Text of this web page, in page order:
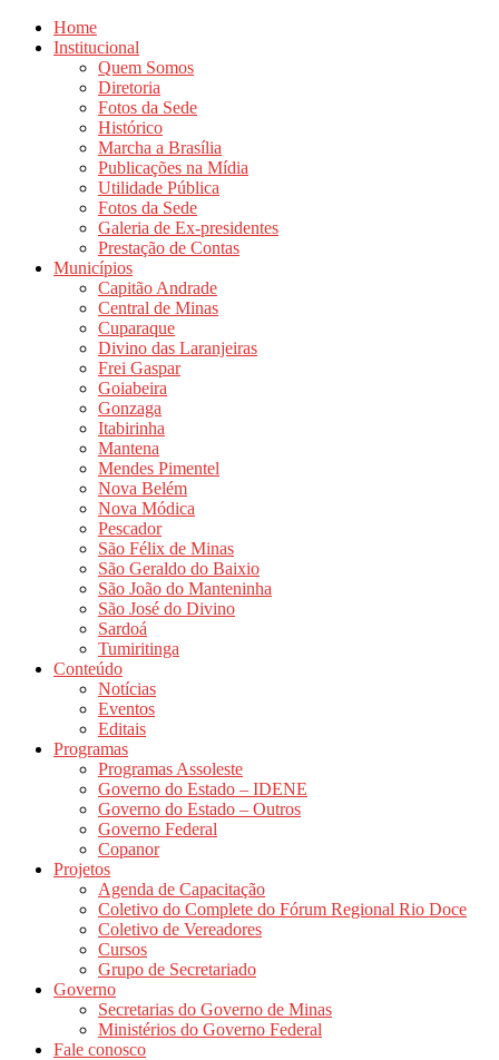
Home
Institucional
Quem Somos
Diretoria
Fotos da Sede
Histórico
Marcha a Brasília
Publicações na Mídia
Utilidade Pública
Fotos da Sede
Galeria de Ex-presidentes
Prestação de Contas
Municípios
Capitão Andrade
Central de Minas
Cuparaque
Divino das Laranjeiras
Frei Gaspar
Goiabeira
Gonzaga
Itabirinha
Mantena
Mendes Pimentel
Nova Belém
Nova Módica
Pescador
São Félix de Minas
São Geraldo do Baixio
São João do Manteninha
São José do Divino
Sardoá
Tumiritinga
Conteúdo
Notícias
Eventos
Editais
Programas
Programas Assoleste
Governo do Estado – IDENE
Governo do Estado – Outros
Governo Federal
Copanor
Projetos
Agenda de Capacitação
Coletivo do Complete do Fórum Regional Rio Doce
Coletivo de Vereadores
Cursos
Grupo de Secretariado
Governo
Secretarias do Governo de Minas
Ministérios do Governo Federal
Fale conosco